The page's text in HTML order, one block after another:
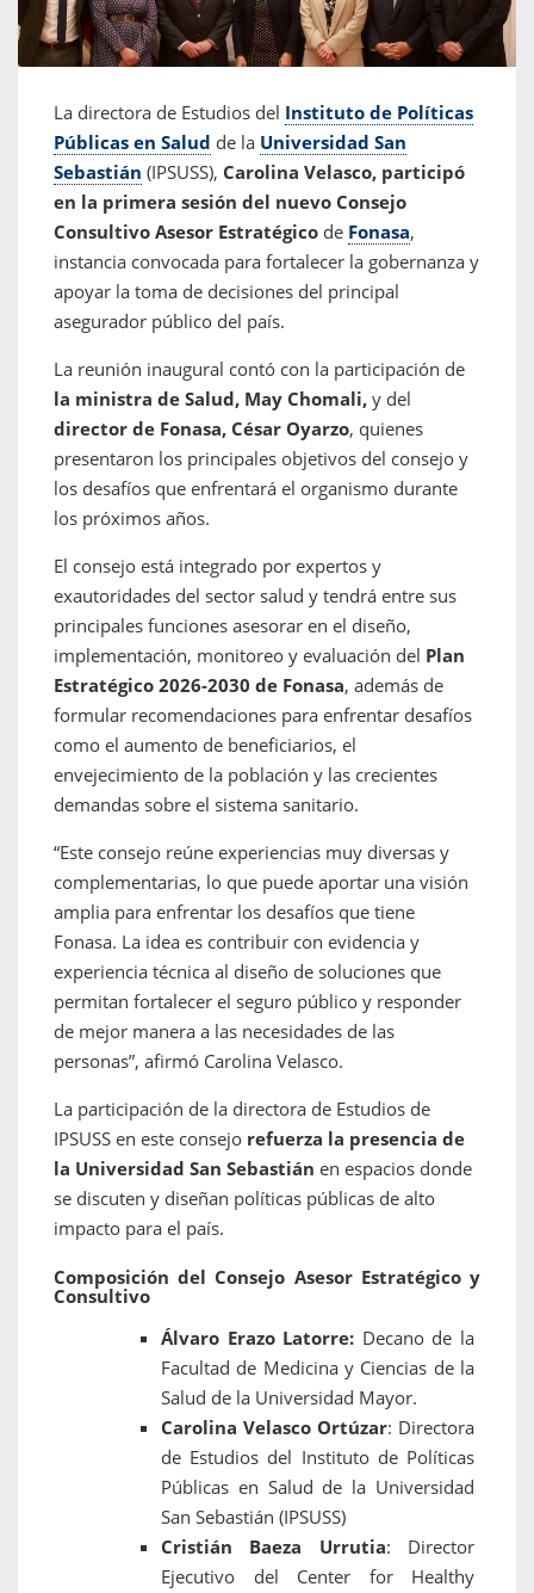
La directora de Estudios del Instituto de Políticas
Públicas en Salud de la Universidad San
Sebastián (IPSUSS), Carolina Velasco, participó
en la primera sesión del nuevo Consejo
Consultivo Asesor Estratégico de Fonasa,
instancia convocada para fortalecer la gobernanza y
apoyar la toma de decisiones del principal
asegurador público del país.
La reunión inaugural contó con la participación de
la ministra de Salud, May Chomali, y del
director de Fonasa, César Oyarzo, quienes
presentaron los principales objetivos del consejo y
los desafíos que enfrentará el organismo durante
los próximos años.
El consejo está integrado por expertos y
exautoridades del sector salud y tendrá entre sus
principales funciones asesorar en el diseño,
implementación, monitoreo y evaluación del Plan
Estratégico 2026-2030 de Fonasa, además de
formular recomendaciones para enfrentar desafíos
como el aumento de beneficiarios, el
envejecimiento de la población y las crecientes
demandas sobre el sistema sanitario.
“Este consejo reúne experiencias muy diversas y
complementarias, lo que puede aportar una visión
amplia para enfrentar los desafíos que tiene
Fonasa. La idea es contribuir con evidencia y
experiencia técnica al diseño de soluciones que
permitan fortalecer el seguro público y responder
de mejor manera a las necesidades de las
personas”, afirmó Carolina Velasco.
La participación de la directora de Estudios de
IPSUSS en este consejo refuerza la presencia de
la Universidad San Sebastián en espacios donde
se discuten y diseñan políticas públicas de alto
impacto para el país.
Composición del Consejo Asesor Estratégico y
Consultivo
Álvaro Erazo Latorre: Decano de la
Facultad de Medicina y Ciencias de la
Salud de la Universidad Mayor.
Carolina Velasco Ortúzar: Directora
de Estudios del Instituto de Políticas
Públicas en Salud de la Universidad
San Sebastián (IPSUSS)
Cristián Baeza Urrutia: Director
Ejecutivo del Center for Healthy